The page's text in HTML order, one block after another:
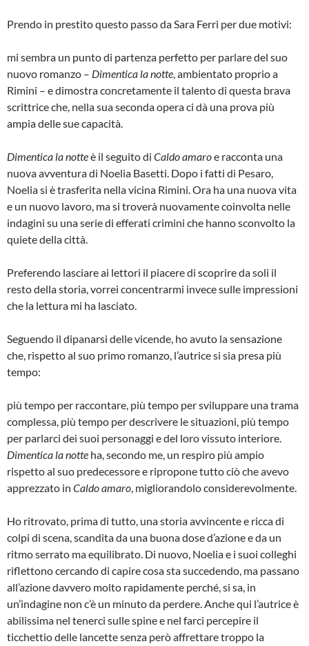
Prendo in prestito questo passo da Sara Ferri per due motivi:
mi sembra un punto di partenza perfetto per parlare del suo
nuovo romanzo – Dimentica la notte, ambientato proprio a
Rimini – e dimostra concretamente il talento di questa brava
scrittrice che, nella sua seconda opera ci dà una prova più
ampia delle sue capacità.
Dimentica la notteè il seguito di Caldo amaroe racconta una
nuova avventura di Noelia Basetti. Dopo i fatti di Pesaro,
Noelia si è trasferita nella vicina Rimini. Ora ha una nuova vita
e un nuovo lavoro, ma si troverà nuovamente coinvolta nelle
indagini su una serie di efferati crimini che hanno sconvolto la
quiete della città.
Preferendo lasciare ai lettori il piacere di scoprire da soli il
resto della storia, vorrei concentrarmi invece sulle impressioni
che la lettura mi ha lasciato.
Seguendo il dipanarsi delle vicende, ho avuto la sensazione
che, rispetto al suo primo romanzo, l’autrice si sia presa più
tempo:
più tempo per raccontare, più tempo per sviluppare una trama
complessa, più tempo per descrivere le situazioni, più tempo
per parlarci dei suoi personaggi e del loro vissuto interiore.
Dimentica la notte ha, secondo me, un respiro più ampio
rispetto al suo predecessore e ripropone tutto ciò che avevo
apprezzato in Caldo amaro, migliorandolo considerevolmente.
Ho ritrovato, prima di tutto, una storia avvincente e ricca di
colpi di scena, scandita da una buona dose d’azione e da un
ritmo serrato ma equilibrato. Di nuovo, Noelia e i suoi colleghi
riflettono cercando di capire cosa sta succedendo, ma passano
all’azione davvero molto rapidamente perché, si sa, in
un’indagine non c’è un minuto da perdere. Anche qui l’autrice è
abilissima nel tenerci sulle spine e nel farci percepire il
ticchettio delle lancette senza però affrettare troppo la